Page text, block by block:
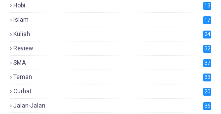
Hobi 13
Islam 17
Kuliah 24
Review 32
SMA 37
Teman 33
Curhat 20
Jalan-Jalan 36